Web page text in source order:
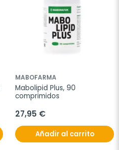
MABOFARMA
Mabolipid Plus, 90
comprimidos
27,95 €
Añadir al carrito